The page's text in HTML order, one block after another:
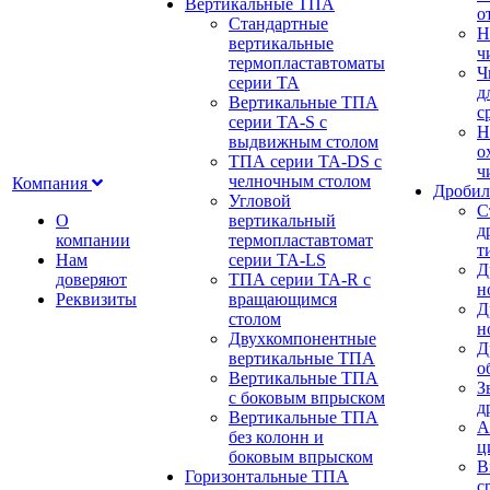
Компания
О
компании
Нам
доверяют
Реквизиты
Вертикальные ТПА
Стандартные
вертикальные
термопластавтоматы
серии ТА
Вертикальные ТПА
серии ТА-S с
выдвижным столом
ТПА серии ТА-DS с
челночным столом
Угловой
вертикальный
термопластавтомат
серии ТА-LS
ТПА серии ТА-R с
вращающимся
столом
Двухкомпонентные
вертикальные ТПА
Вертикальные ТПА
с боковым впрыском
Вертикальные ТПА
без колонн и
боковым впрыском
Горизонтальные ТПА